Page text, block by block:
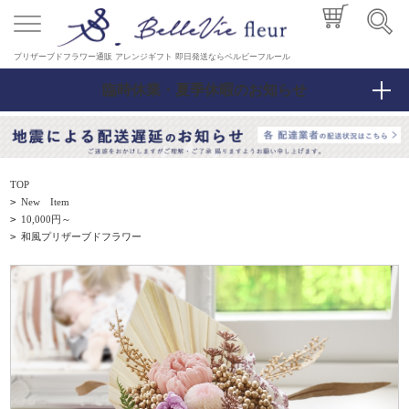
プリザーブドフラワー通販 アレンジギフト 即日発送ならベルビーフルール
臨時休業・夏季休暇のお知らせ
TOP
> New Item
> 10,000円～
> 和風プリザーブドフラワー